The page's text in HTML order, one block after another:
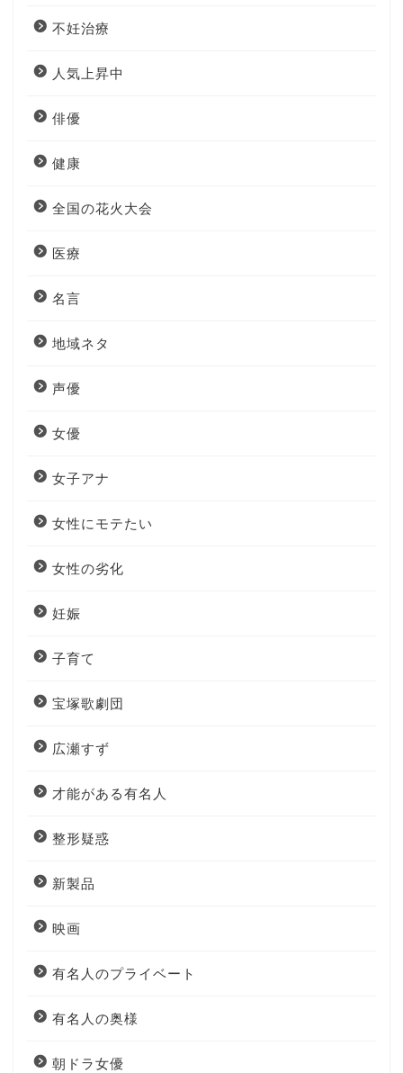
不妊治療
人気上昇中
俳優
健康
全国の花火大会
医療
名言
地域ネタ
声優
女優
女子アナ
女性にモテたい
女性の劣化
妊娠
子育て
宝塚歌劇団
広瀬すず
才能がある有名人
整形疑惑
新製品
映画
有名人のプライベート
有名人の奥様
朝ドラ女優